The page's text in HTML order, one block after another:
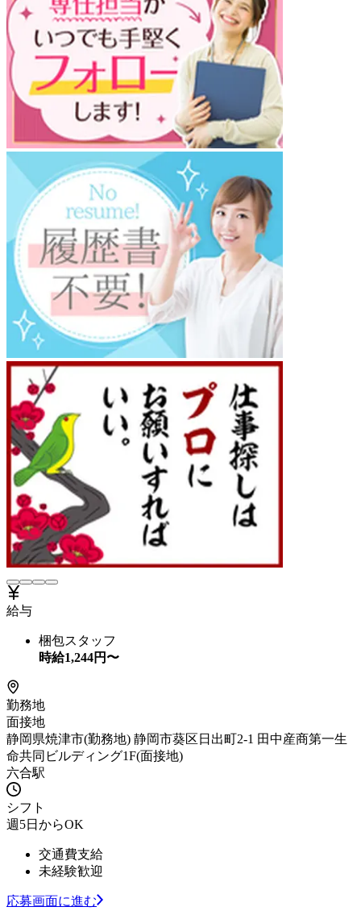
給与
梱包スタッフ
時給1,244円〜
勤務地
面接地
静岡県焼津市(勤務地) 静岡市葵区日出町2-1 田中産商第一生
命共同ビルディング1F(面接地)
六合駅
シフト
週5日からOK
交通費支給
未経験歓迎
応募画面に進む